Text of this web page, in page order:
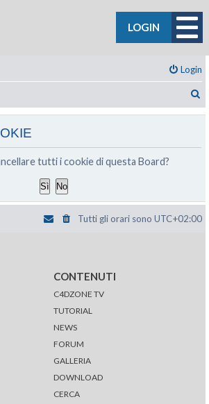
LOGIN
Login
tutti i cookie di questa Board?
Tutti gli orari sono UTC+02:00
CONTENUTI
C4DZONE TV
TUTORIAL
NEWS
FORUM
GALLERIA
DOWNLOAD
CERCA